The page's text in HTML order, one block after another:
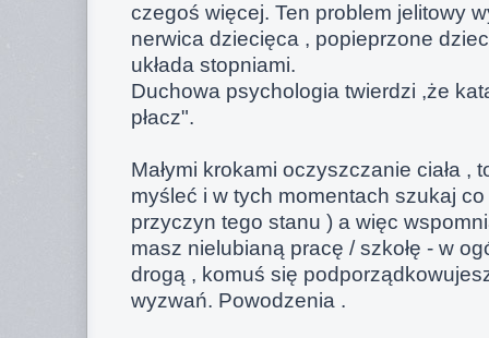
czegoś więcej. Ten problem jelitowy
nerwica dziecięca , popieprzone
układa stopniami.
Duchowa psychologia twierdzi ,że
płacz".
Małymi krokami oczyszczanie ciała ,
myśleć i w tych momentach szukaj
przyczyn tego stanu ) a więc
masz nielubianą pracę / szkołę - w
drogą , komuś się
wyzwań. Powodzenia .